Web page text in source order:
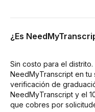
¿Es
Sin costo para el
NeedMyTranscript en
verificación de
NeedMyTranscript y el
que cobres por